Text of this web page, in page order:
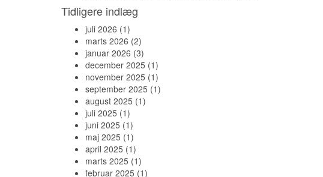
Tidligere indlæg
juli 2026 (1)
marts 2026 (2)
januar 2026 (3)
december 2025 (1)
november 2025 (1)
september 2025 (1)
august 2025 (1)
juli 2025 (1)
juni 2025 (1)
maj 2025 (1)
april 2025 (1)
marts 2025 (1)
februar 2025 (1)